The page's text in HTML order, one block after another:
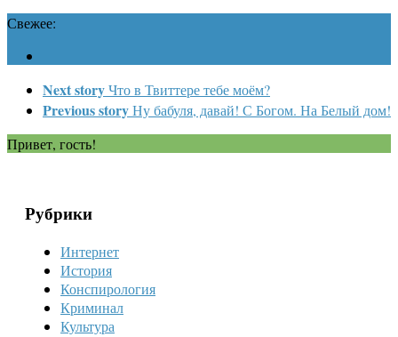
Свежее:
Next storyЧто в Твиттере тебе моём?
Previous storyНу бабуля, давай! С Богом. На Белый дом!
Привет, гость!
Рубрики
Интернет
История
Конспирология
Криминал
Культура